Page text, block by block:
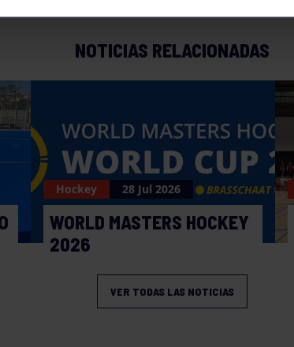
NOTICIAS RELACIONADAS
Hockey 28 Jul 2026
WORLD MASTERS HOCKEY
2026
VER TODAS LAS NOTICIAS